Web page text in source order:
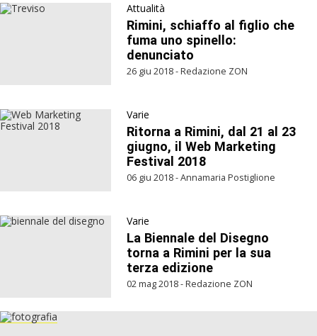
Attualità
Rimini, schiaffo al figlio che
fuma uno spinello:
denunciato
26 giu 2018 - Redazione ZON
Varie
Ritorna a Rimini, dal 21 al 23
giugno, il Web Marketing
Festival 2018
06 giu 2018 - Annamaria Postiglione
Varie
La Biennale del Disegno
torna a Rimini per la sua
terza edizione
02 mag 2018 - Redazione ZON